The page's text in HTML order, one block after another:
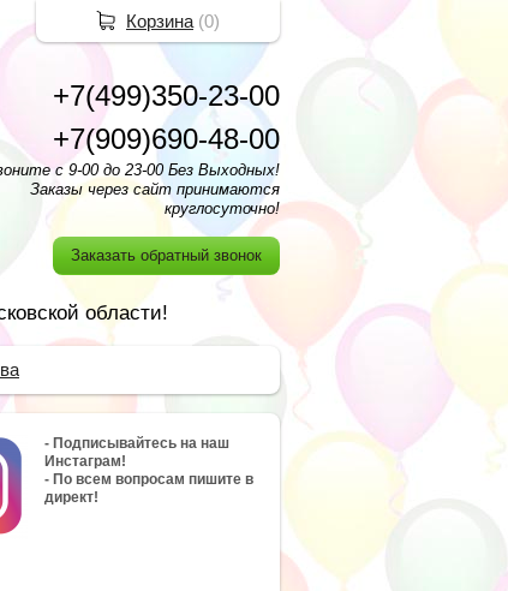
+7(499)350-23-00
+7(909)690-48-00
с 9-00 до 23-00 Без Выходных!
Заказы через сайт принимаются
круглосуточно!
Заказать обратный звонок
области!
- Подписывайтесь на наш
Инстаграм!
- По всем вопросам пишите в
директ!
Корзина (0)